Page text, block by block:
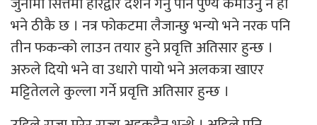
भने ठीकै छ । नत्र फोकटमा लैजान्छु भन्यो भने नरक पनि
तीन फकन्को लाउन तयार हुने प्रवृत्ति अतिसार हुन्छ ।
अरुले दियो भने वा उधारो पायो भने अलकत्रा खाएर
मट्टितेलले कुल्ला गर्ने प्रवृत्ति अतिसार हुन्छ ।